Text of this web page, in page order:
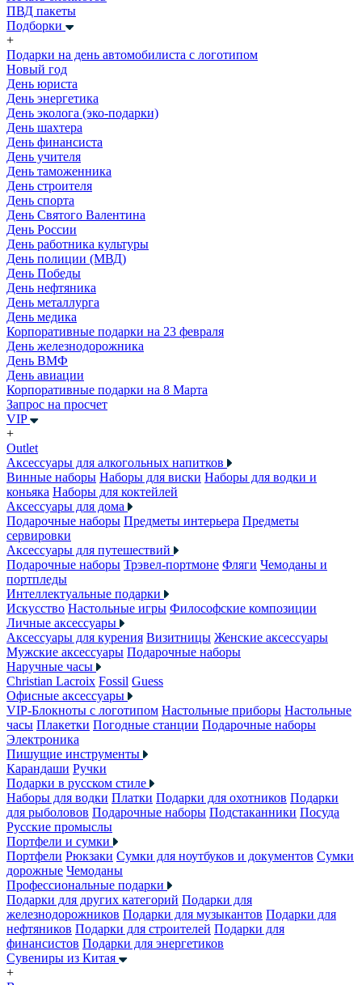
ПВД пакеты
Подборки
+
Подарки на день автомобилиста с логотипом
Новый год
День юриста
День энергетика
День эколога (эко-подарки)
День шахтера
День финансиста
День учителя
День таможенника
День строителя
День спорта
День Святого Валентина
День России
День работника культуры
День полиции (МВД)
День Победы
День нефтяника
День металлурга
День медика
Корпоративные подарки на 23 февраля
День железнодорожника
День ВМФ
День авиации
Корпоративные подарки на 8 Марта
Запрос на просчет
VIP
+
Outlet
Аксессуары для алкогольных напитков
Винные наборы Наборы для виски Наборы для водки и
коньяка Наборы для коктейлей
Аксессуары для дома
Подарочные наборы Предметы интерьера Предметы
сервировки
Аксессуары для путешествий
Подарочные наборы Трэвел-портмоне Фляги Чемоданы и
портпледы
Интеллектуальные подарки
Искусство Настольные игры Философские композиции
Личные аксессуары
Аксессуары для курения Визитницы Женские аксессуары
Мужские аксессуары Подарочные наборы
Наручные часы
Christian Lacroix Fossil Guess
Офисные аксессуары
VIP-Блокноты с логотипом Настольные приборы Настольные
часы Плакетки Погодные станции Подарочные наборы
Электроника
Пишущие инструменты
Карандаши Ручки
Подарки в русском стиле
Наборы для водки Платки Подарки для охотников Подарки
для рыболовов Подарочные наборы Подстаканники Посуда
Русские промыслы
Портфели и сумки
Портфели Рюкзаки Сумки для ноутбуков и документов Сумки
дорожные Чемоданы
Профессиональные подарки
Подарки для других категорий Подарки для
железнодорожников Подарки для музыкантов Подарки для
нефтяников Подарки для строителей Подарки для
финансистов Подарки для энергетиков
Сувениры из Китая
+